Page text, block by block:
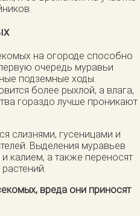
на огороде способно
очередь муравьи
подземные ходы.
более рыхлой, а влага,
гораздо лучше проникают
слизнями, гусеницами и
Выделения муравьев
калием, а также переносят
вреда они приносят